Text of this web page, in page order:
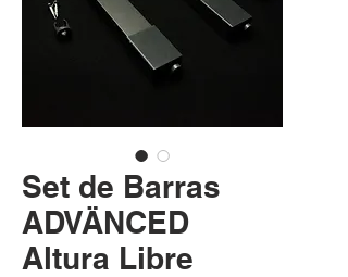
Set de Barras
ADVÄNCED
Altura Libre